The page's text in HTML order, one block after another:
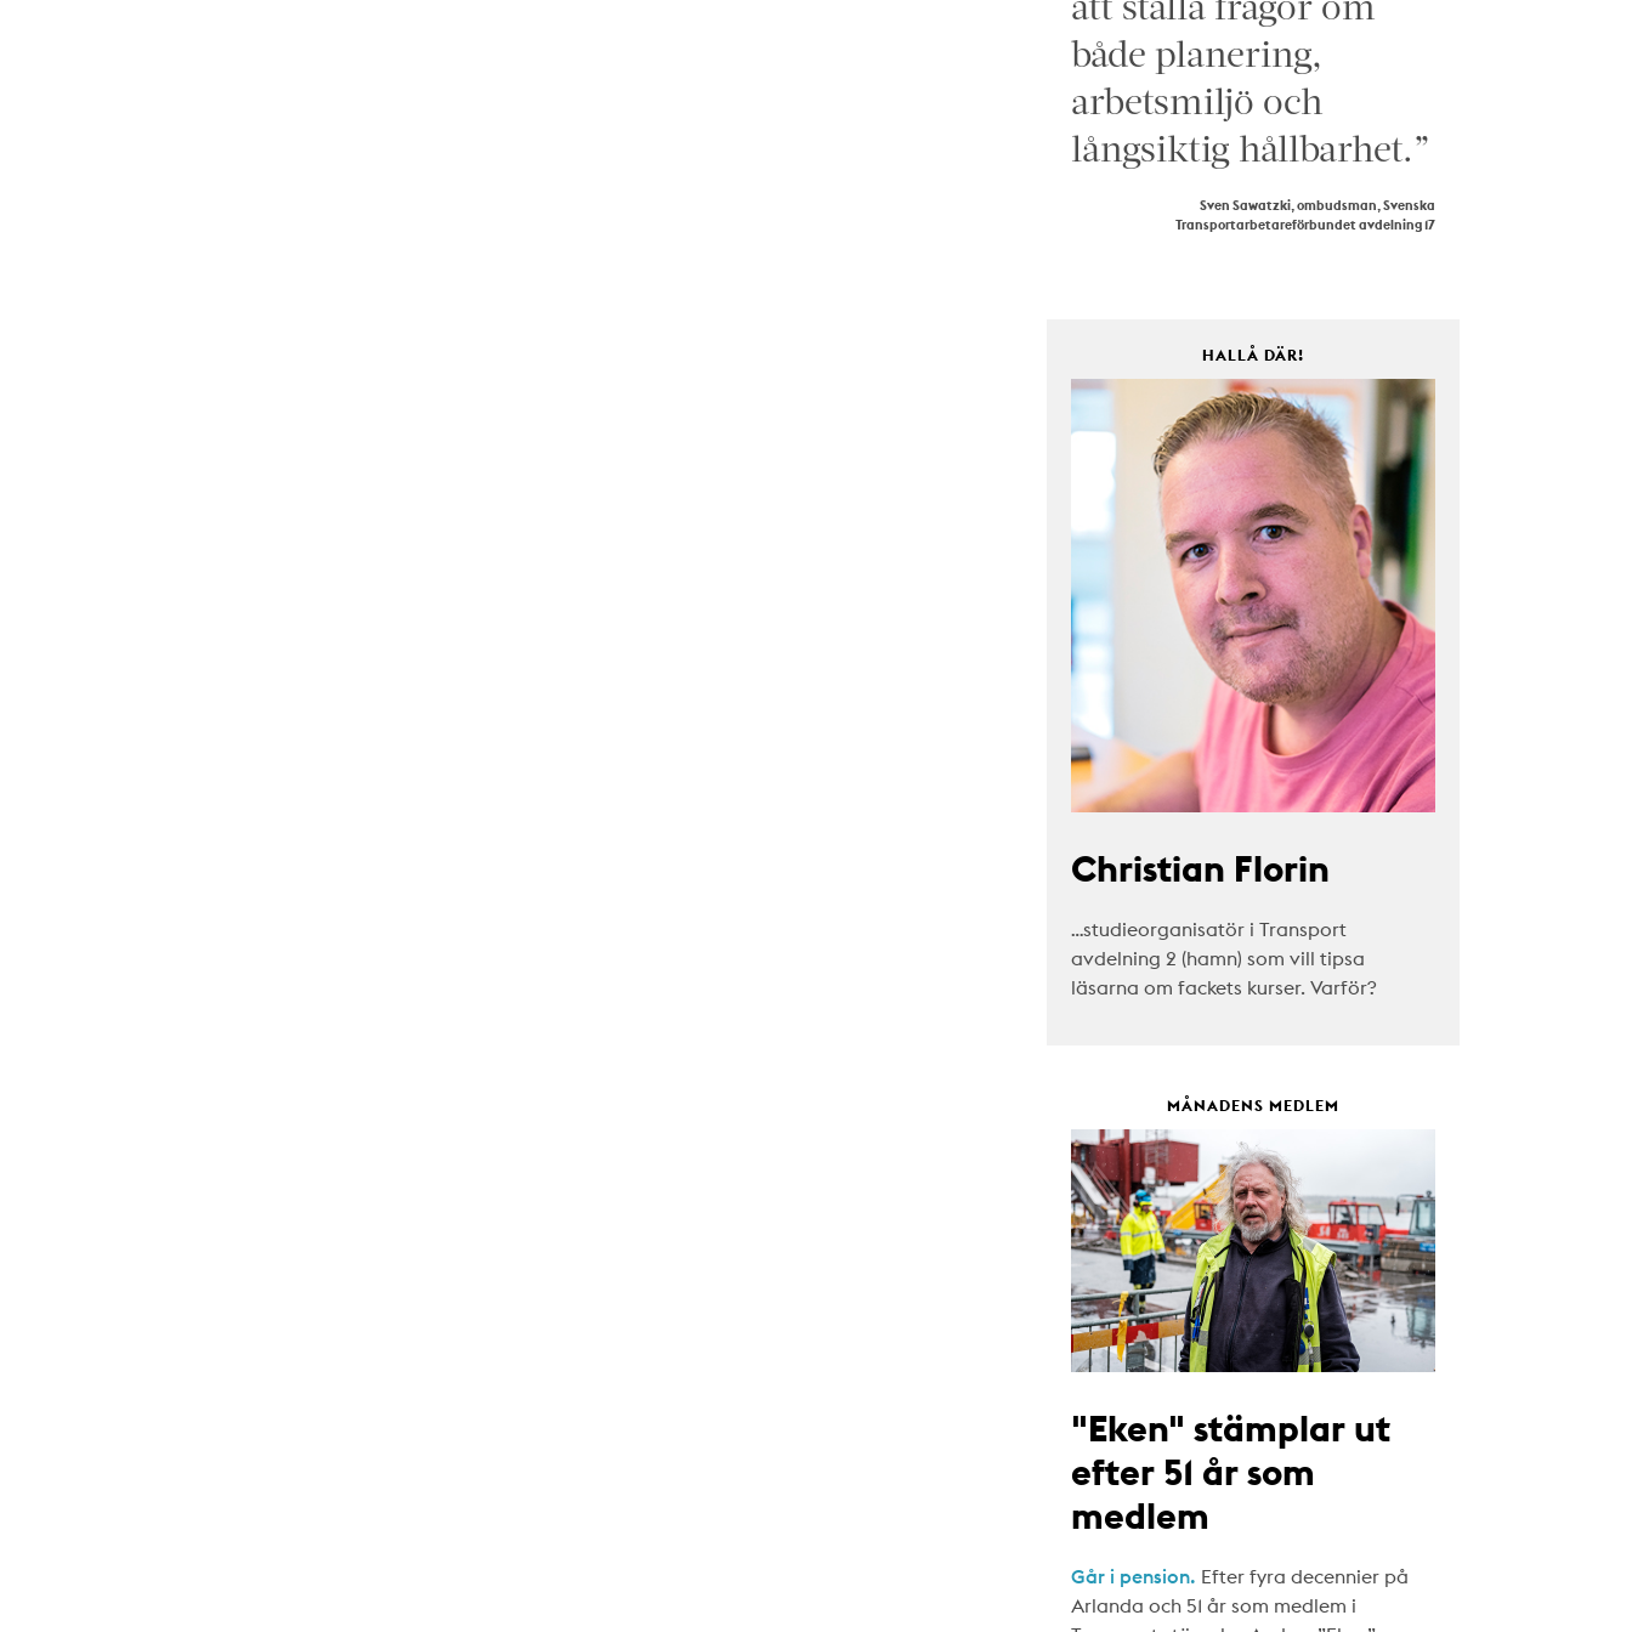
både planering,
arbetsmiljö och
långsiktig hållbarhet.”
Sven Sawatzki, ombudsman, Svenska
Transportarbetareförbundet avdelning 17
HALLÅ DÄR!
Christian Florin
…studieorganisatör i Transport
avdelning 2 (hamn) som vill tipsa
läsarna om fackets kurser. Varför?
MÅNADENS MEDLEM
"Eken" stämplar ut
efter 51 år som
medlem
Går i pension. Efter fyra decennier på
Arlanda och 51 år som medlem i